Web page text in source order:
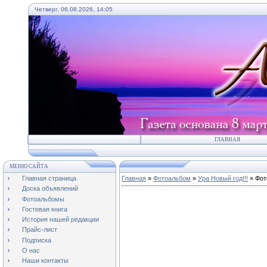
Четверг, 06.08.2026, 14:05
ГЛАВНАЯ
МЕНЮ САЙТА
Главная страница
Доска объявлений
Фотоальбомы
Гостевая книга
История нашей редакции
Прайс-лист
Подписка
О нас
Наши контакты
Главная » Фотоальбом » Ура Новый год!!! »